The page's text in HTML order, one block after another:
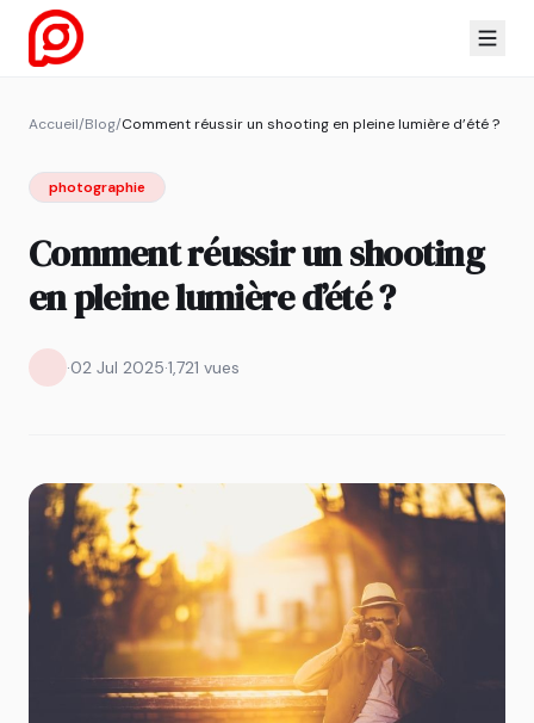
Accueil/Blog/Comment réussir un shooting en pleine lumière d’été ?
photographie
Comment réussir un shooting
en pleine lumière d’été ?
·02 Jul 2025·1,721 vues